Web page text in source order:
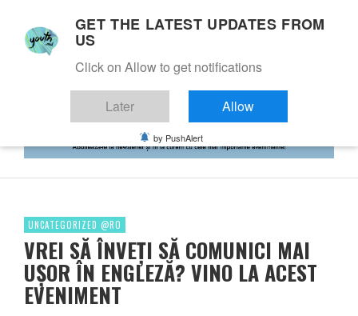
UNCATEGORIZED @RO
VREI SĂ ÎNVEȚI SĂ COMUNICI MAI
UȘOR ÎN ENGLEZĂ? VINO LA ACEST
EVENIMENT
GET THE LATEST UPDATES FROM
US
Click on Allow to get notifications
Later Allow
by PushAlert